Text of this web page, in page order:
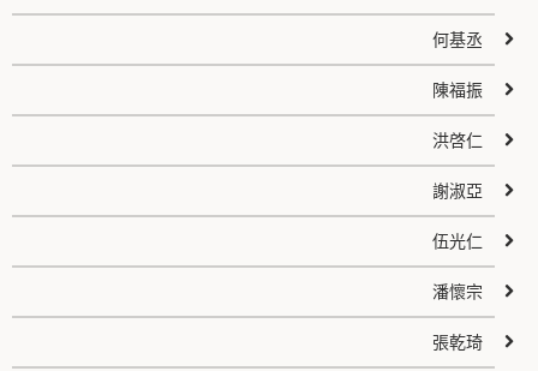
何基丞
陳福振
洪啓仁
謝淑亞
伍光仁
潘懷宗
張乾琦